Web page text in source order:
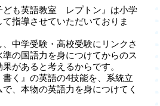
ども英語教室 レプトン』は小学
指導させていただいておりま
中学受験・高校受験にリンクさ
の国語力を身につけてからのス
があると考えるからです。
書く』の英語の4技能を、系統立
、本物の英語力を身につけてく